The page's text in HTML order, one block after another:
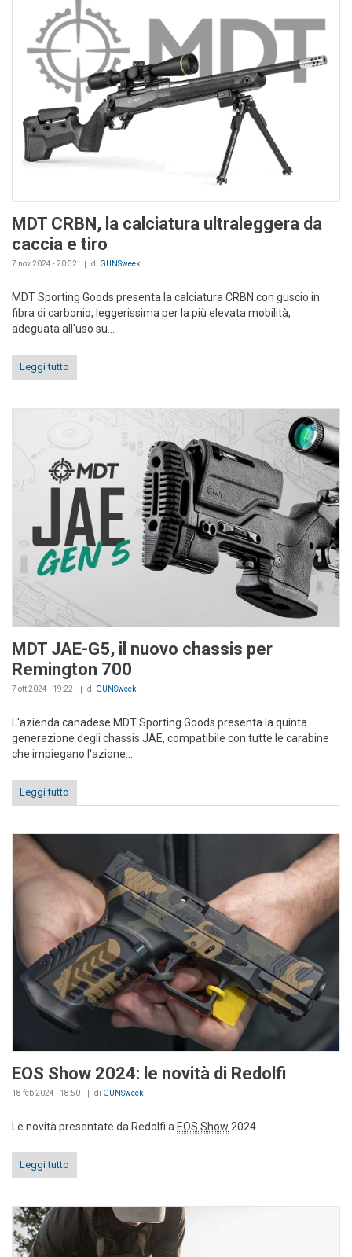
MDT CRBN, la calciatura ultraleggera da
caccia e tiro
7 nov 2024 - 20:32 di GUNSweek
MDT Sporting Goods presenta la calciatura CRBN con guscio in
fibra di carbonio, leggerissima per la più elevata mobilità,
adeguata all'uso su...
Leggi tutto
MDT JAE-G5, il nuovo chassis per
Remington 700
7 ott 2024 - 19:22 di GUNSweek
L'azienda canadese MDT Sporting Goods presenta la quinta
generazione degli chassis JAE, compatibile con tutte le carabine
che impiegano l'azione...
Leggi tutto
EOS Show 2024: le novità di Redolfi
18 feb 2024 - 18:50 di GUNSweek
Le novità presentate da Redolfi a EOS Show 2024
Leggi tutto